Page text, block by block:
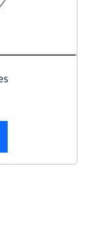
sur la page du
de prix : 18,00 € à
Ce produit a